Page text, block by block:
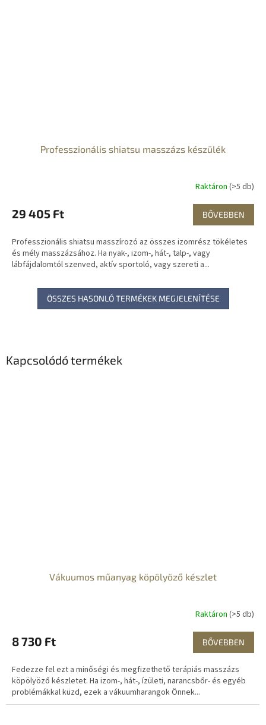
Kapcsolódó termékek
Vákuumos műanyag köpölyöző készlet
Raktáron (>5 db)
8 730 Ft BŐVEBBEN
Fedezze fel ezt a minőségi és megfizethető terápiás masszázs
köpölyöző készletet. Ha izom-, hát-, ízületi, narancsbőr- és egyéb
problémákkal küzd, ezek a vákuumharangok Önnek...
Professzionális shiatsu masszázs készülék
Raktáron (>5 db)
29 405 Ft BŐVEBBEN
Professzionális shiatsu masszírozó az összes izomrész tökéletes
és mély masszázsához. Ha nyak-, izom-, hát-, talp-, vagy
lábfájdalomtól szenved, aktív sportoló, vagy szereti a...
ÖSSZES HASONLÓ TERMÉKEK MEGJELENÍTÉSE